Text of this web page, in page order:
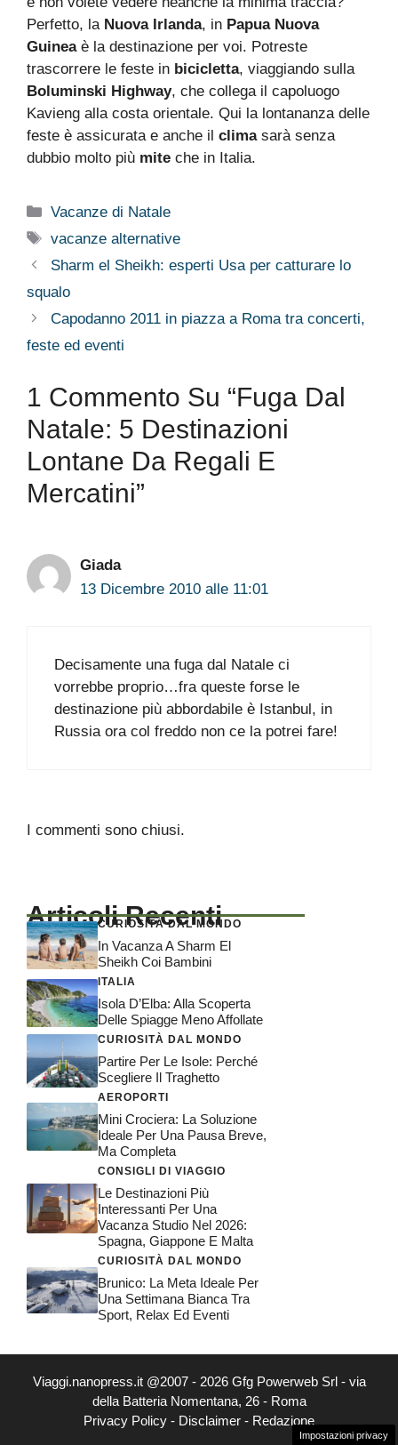
Perfetto, la Nuova Irlanda, in Papua Nuova
Guineaè la destinazione per voi. Potreste
trascorrere le feste in bicicletta, viaggiando sulla
Boluminski Highway, che collega il capoluogo
Kavieng alla costa orientale. Qui la lontananza delle
feste è assicurata e anche il climasarà senza
dubbio molto più mite che in Italia.
Categorie
Vacanze di Natale
Tag
vacanze alternative
Sharm el Sheikh: esperti Usa per catturare lo
squalo
Capodanno 2011 in piazza a Roma tra concerti,
feste ed eventi
1 Commento Su “Fuga Dal
Natale: 5 Destinazioni
Lontane Da Regali E
Mercatini”
Giada
13 Dicembre 2010 alle 11:01
Decisamente una fuga dal Natale ci
vorrebbe proprio…fra queste forse le
destinazione più abbordabile è Istanbul, in
Russia ora col freddo non ce la potrei fare!
I commenti sono chiusi.
Articoli Recenti
CURIOSITÀ DAL MONDO
In Vacanza A Sharm El
Sheikh Coi Bambini
ITALIA
Isola D’Elba: Alla Scoperta
Delle Spiagge Meno Affollate
CURIOSITÀ DAL MONDO
Partire Per Le Isole: Perché
Scegliere Il Traghetto
AEROPORTI
Mini Crociera: La Soluzione
Ideale Per Una Pausa Breve,
Ma Completa
CONSIGLI DI VIAGGIO
Le Destinazioni Più
Interessanti Per Una
Vacanza Studio Nel 2026:
Spagna, Giappone E Malta
CURIOSITÀ DAL MONDO
Brunico: La Meta Ideale Per
Una Settimana Bianca Tra
Sport, Relax Ed Eventi
Viaggi.nanopress.it @2007 - 2026 Gfg Powerweb Srl - via
della Batteria Nomentana, 26 - Roma
Privacy Policy - Disclaimer - Redazione
Impostazioni privacy